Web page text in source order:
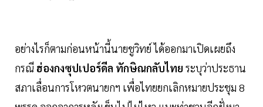
อย่างไรก็ตามก่อนหน้านี้นายชูวิทย์ ได้ออกมาเปิดเผยถึง
กรณี ฮ่องกงซุปเปอร์ดีล ทักษิณกลับไทย ระบุว่าประธาน
สภาเลื่อนการโหวตนายกฯ เพื่อไทยยกเลิกหมายประชุม 8